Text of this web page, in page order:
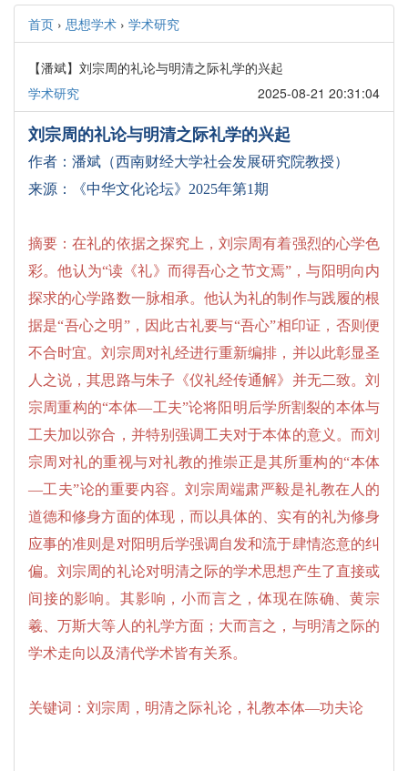
首页 › 思想学术 › 学术研究
【潘斌】刘宗周的礼论与明清之际礼学的兴起
学术研究
2025-08-21 20:31:04
刘宗周的礼论与明清之际礼学的兴起
作者：潘斌（西南财经大学社会发展研究院教授）
来源：《中华文化论坛》2025年第1期
摘要：在礼的依据之探究上，刘宗周有着强烈的心学色
彩。他认为“读《礼》而得吾心之节文焉”，与阳明向内
探求的心学路数一脉相承。他认为礼的制作与践履的根
据是“吾心之明”，因此古礼要与“吾心”相印证，否则便
不合时宜。刘宗周对礼经进行重新编排，并以此彰显圣
人之说，其思路与朱子《仪礼经传通解》并无二致。刘
宗周重构的“本体—工夫”论将阳明后学所割裂的本体与
工夫加以弥合，并特别强调工夫对于本体的意义。而刘
宗周对礼的重视与对礼教的推崇正是其所重构的“本体
—工夫”论的重要内容。刘宗周端肃严毅是礼教在人的
道德和修身方面的体现，而以具体的、实有的礼为修身
应事的准则是对阳明后学强调自发和流于肆情恣意的纠
偏。刘宗周的礼论对明清之际的学术思想产生了直接或
间接的影响。其影响，小而言之，体现在陈确、黄宗
羲、万斯大等人的礼学方面；大而言之，与明清之际的
学术走向以及清代学术皆有关系。
关键词：刘宗周，明清之际礼论，礼教本体—功夫论